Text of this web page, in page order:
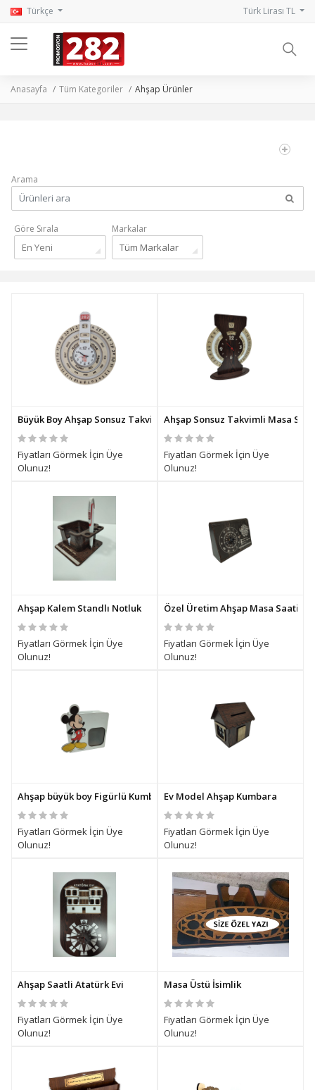
Türkçe Türk Lirası TL
Anasayfa Tüm Kategoriler Ahşap Ürünler
Arama
Göre Sırala
En Yeni
Markalar
Tüm Markalar
Büyük Boy Ahşap Sonsuz Takvimli Duvar Saati
Fiyatları Görmek İçin Üye
Olunuz!
Ahşap Sonsuz Takvimli Masa
Fiyatları Görmek İçin Üye
Olunuz!
Ahşap Kalem Standlı Notluk
Fiyatları Görmek İçin Üye
Olunuz!
Özel Üretim Ahşap Masa Saati
Fiyatları Görmek İçin Üye
Olunuz!
Ahşap büyük boy Figürlü Kumbara
Fiyatları Görmek İçin Üye
Olunuz!
Ev Model Ahşap Kumbara
Fiyatları Görmek İçin Üye
Olunuz!
Ahşap Saatli Atatürk Evi
Fiyatları Görmek İçin Üye
Olunuz!
Masa Üstü İsimlik
Fiyatları Görmek İçin Üye
Olunuz!